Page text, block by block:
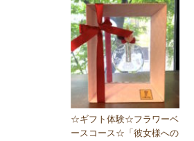
☆ギフト体験☆フラワーベ
ースコース☆「彼女様への